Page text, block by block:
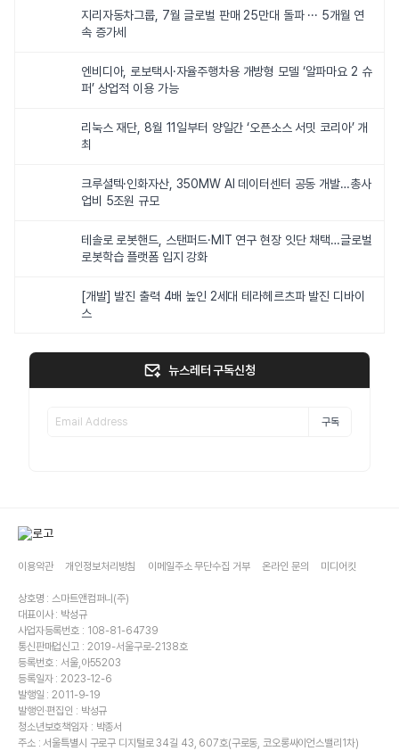
지리자동차그룹, 7월 글로벌 판매 25만대 돌파 ··· 5개월 연
속 증가세
엔비디아, 로보택시·자율주행차용 개방형 모델 ‘알파마요 2 슈
퍼’ 상업적 이용 가능
리눅스 재단, 8월 11일부터 양일간 ‘오픈소스 서밋 코리아’ 개
최
크루셜텍·인화자산, 350MW AI 데이터센터 공동 개발…총사
업비 5조원 규모
테솔로 로봇핸드, 스탠퍼드·MIT 연구 현장 잇단 채택…글로벌
로봇학습 플랫폼 입지 강화
[개발] 발진 출력 4배 높인 2세대 테라헤르츠파 발진 디바이
스
뉴스레터 구독신청
구독
이용약관 개인정보처리방침 이메일주소 무단수집 거부 온라인 문의 미디어킷
상호명 : 스마트앤컴퍼니(주)
대표이사 : 박성규
사업자등록번호 : 108-81-64739
통신판매업신고 : 2019-서울구로-2138호
등록번호 : 서울,아55203
등록일자 : 2023-12-6
발행일 : 2011-9-19
발행인·편집인 : 박성규
청소년보호책임자 : 박종서
주소 : 서울특별시 구로구 디지털로 34길 43, 607호(구로동, 코오롱싸이언스밸리1차)